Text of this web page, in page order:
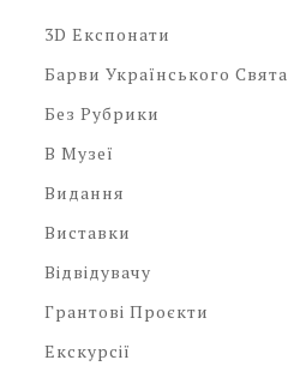
3D Експонати
Барви Українського Свята
Без Рубрики
В Музеї
Видання
Виставки
Відвідувачу
Грантові Проєкти
Екскурсії